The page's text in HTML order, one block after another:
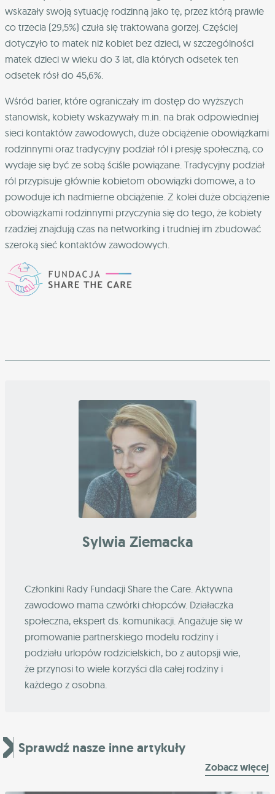
wskazały swoją sytuację rodzinną jako tę, przez którą prawie
co trzecia (29,5%) czuła się traktowana gorzej. Częściej
dotyczyło to matek niż kobiet bez dzieci, w szczególności
matek dzieci w wieku do 3 lat, dla których odsetek ten
odsetek rósł do 45,6%.
Wśród barier, które ograniczały im dostęp do wyższych
stanowisk, kobiety wskazywały m.in. na brak odpowiedniej
sieci kontaktów zawodowych, duże obciążenie obowiązkami
rodzinnymi oraz tradycyjny podział ról i presję społeczną, co
wydaje się być ze sobą ściśle powiązane. Tradycyjny podział
ról przypisuje głównie kobietom obowiązki domowe, a to
powoduje ich nadmierne obciążenie. Z kolei duże obciążenie
obowiązkami rodzinnymi przyczynia się do tego, że kobiety
rzadziej znajdują czas na networking i trudniej im zbudować
szeroką sieć kontaktów zawodowych.
Sylwia Ziemacka
Członkini Rady Fundacji Share the Care. Aktywna
zawodowo mama czwórki chłopców. Działaczka
społeczna, ekspert ds. komunikacji. Angażuje się w
promowanie partnerskiego modelu rodziny i
podziału urlopów rodzicielskich, bo z autopsji wie,
że przynosi to wiele korzyści dla całej rodziny i
każdego z osobna.
Sprawdź nasze inne artykuły
Zobacz więcej